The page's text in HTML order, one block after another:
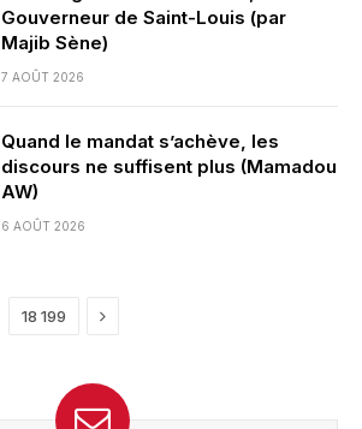
Gouverneur de Saint-Louis (par
Majib Sène)
7 AOÛT 2026
Quand le mandat s’achève, les
discours ne suffisent plus (Mamadou
AW)
6 AOÛT 2026
18 199 Next